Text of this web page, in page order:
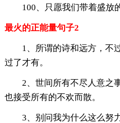
100、只愿我们带着盛放
最火的正能量句子2
1、所谓的诗和远方，不
过了才有。
2、世间所有不尽人意之
也接受所有的不欢而散。
3、别问我为什么这么努